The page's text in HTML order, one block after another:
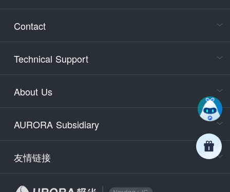
Contact
Technical Support
About Us
AURORA Subsidiary
友情链接
days)
9:30-
Email